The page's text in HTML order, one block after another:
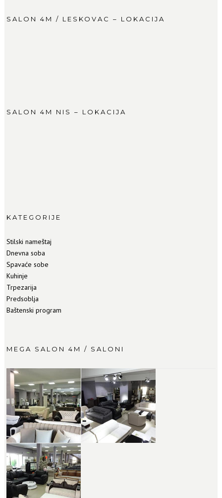
SALON 4M / LESKOVAC – LOKACIJA
SALON 4M NIS – LOKACIJA
KATEGORIJE
Stilski nameštaj
Dnevna soba
Spavaće sobe
Kuhinje
Trpezarija
Predsoblja
Baštenski program
MEGA SALON 4M / SALONI